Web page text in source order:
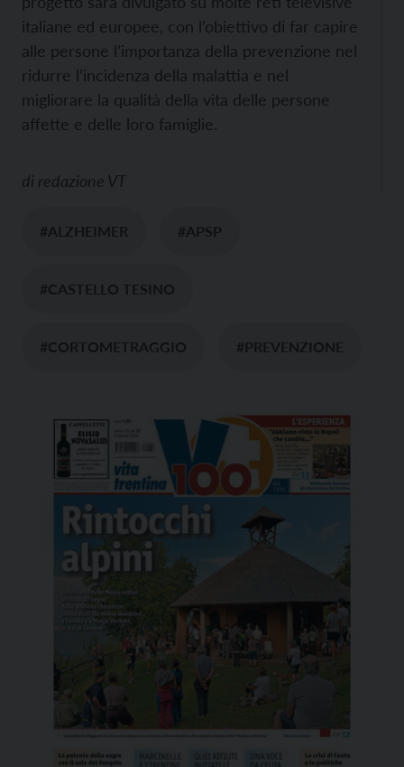
italiane ed europee, con l’obiettivo di far capire
alle persone l’importanza della prevenzione nel
ridurre l’incidenza della malattia e nel
migliorare la qualità della vita delle persone
affette e delle loro famiglie.
di redazione VT
#ALZHEIMER #APSP
#CASTELLO TESINO
#CORTOMETRAGGIO #PREVENZIONE